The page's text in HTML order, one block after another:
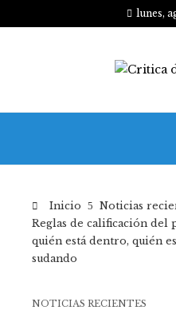
lunes,
Inicio
Noticias
Reglas de calificación del
quién está dentro, quién
sudando
NOTICIAS RECIENTES